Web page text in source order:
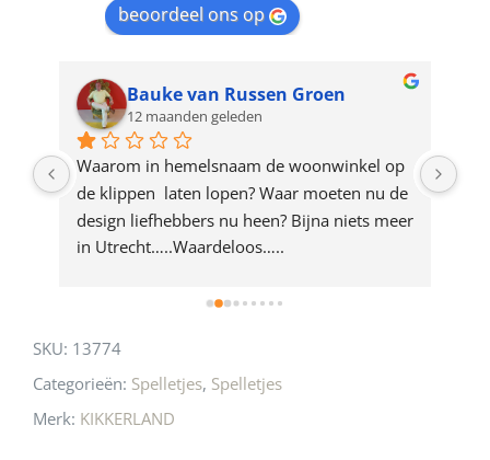
product
beoordeel ons op
Bauke van Russen Groen
12 maanden geleden
Waarom in hemelsnaam de woonwinkel op
de klippen  laten lopen? Waar moeten nu de
design liefhebbers nu heen? Bijna niets meer
in Utrecht…..Waardeloos…..
SKU: 13774
Categorieën: Spelletjes, Spelletjes
Merk: KIKKERLAND